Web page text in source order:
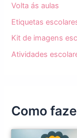
Volta ás aulas
Etiquetas
Kit de imagens
Atividades
Como